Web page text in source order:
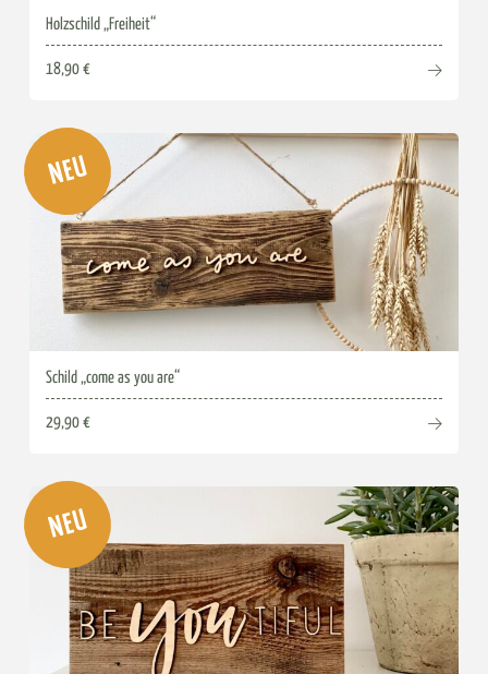
Holzschild „Freiheit“
18,90 €
Schild „come as you are“
29,90 €
NEU
NEU